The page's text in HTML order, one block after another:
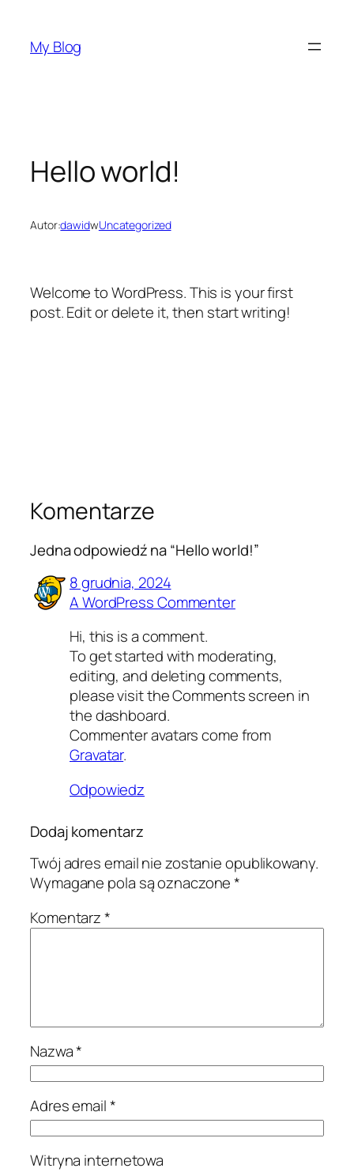
treściMy Blog
Hello world!
Autor:dawidwUncategorized
Welcome to WordPress. This is your first
post. Edit or delete it, then start writing!
Komentarze
Jedna odpowiedź na “Hello world!”
8 grudnia, 2024
A WordPress Commenter
Hi, this is a comment.
To get started with moderating,
editing, and deleting comments,
please visit the Comments screen in
the dashboard.
Commenter avatars come from
Gravatar.
Odpowiedz
Dodaj komentarz
Twój adres email nie zostanie opublikowany.
Wymagane pola są oznaczone*
Komentarz*
Nazwa*
Adres email*
Witryna internetowa